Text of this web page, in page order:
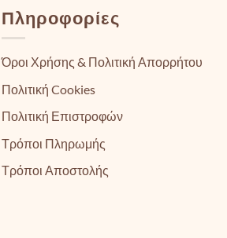
Πληροφορίες
Όροι Χρήσης & Πολιτική Απορρήτου
Πολιτική Cookies
Πολιτική Επιστροφών
Τρόποι Πληρωμής
Τρόποι Αποστολής